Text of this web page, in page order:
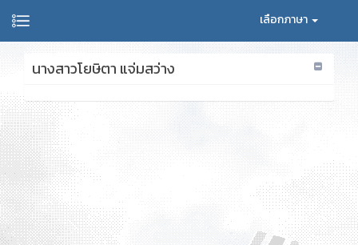
เลือกภาษา
นางสาวโยษิตา แจ่มสว่าง